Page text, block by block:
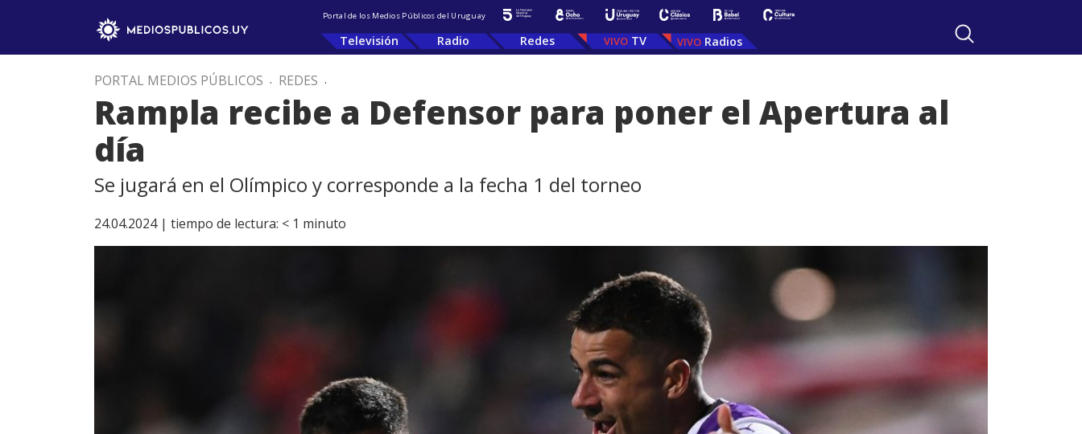
Portal de los Medios Públicos del Uruguay
Televisión Radio Redes TV Radios
PORTAL MEDIOS PÚBLICOS . REDES .
Rampla recibe a Defensor para poner el Apertura al
día
Se jugará en el Olímpico y corresponde a la fecha 1 del torneo
24.04.2024 | tiempo de lectura: < 1 minuto